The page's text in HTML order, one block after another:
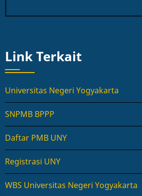
Link Terkait
Universitas Negeri Yogyakarta
SNPMB BPPP
Daftar PMB UNY
Registrasi UNY
WBS Universitas Negeri Yogyakarta